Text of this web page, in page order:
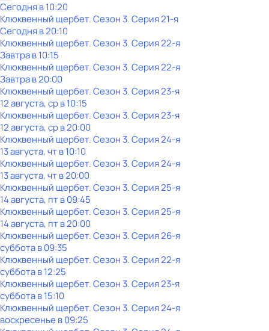
Сегодня в 10:20
Клюквенный щербет. Сезон 3. Серия 21-я
Сегодня в 20:10
Клюквенный щербет. Сезон 3. Серия 22-я
Завтра в 10:15
Клюквенный щербет. Сезон 3. Серия 22-я
Завтра в 20:00
Клюквенный щербет. Сезон 3. Серия 23-я
12 августа, ср в 10:15
Клюквенный щербет. Сезон 3. Серия 23-я
12 августа, ср в 20:00
Клюквенный щербет. Сезон 3. Серия 24-я
13 августа, чт в 10:10
Клюквенный щербет. Сезон 3. Серия 24-я
13 августа, чт в 20:00
Клюквенный щербет. Сезон 3. Серия 25-я
14 августа, пт в 09:45
Клюквенный щербет. Сезон 3. Серия 25-я
14 августа, пт в 20:00
Клюквенный щербет. Сезон 3. Серия 26-я
субботав09:35
Клюквенный щербет. Сезон 3. Серия 22-я
субботав12:25
Клюквенный щербет. Сезон 3. Серия 23-я
субботав15:10
Клюквенный щербет. Сезон 3. Серия 24-я
воскресенье в09:25